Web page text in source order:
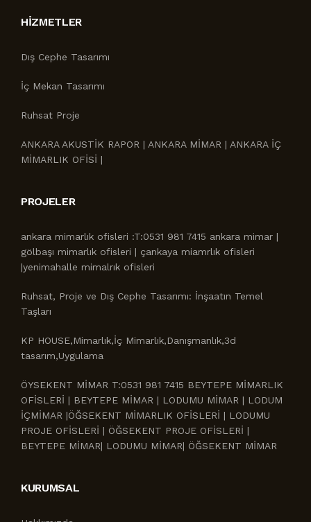
HIZMETLER
Dış Cephe Tasarımı
İç Mekan Tasarımı
Ruhsat Proje
ANKARA AKUSTİK RAPOR | ANKARA MİMAR | ANKARA İÇ
MİMARLIK OFİSİ |
PROJELER
ankara mimarlık ofisleri :T:0531 981 7415 ankara mimar |
gölbaşı mimarlık ofisleri | çankaya miamrlık ofisleri
|yenimahalle mimalrık ofisleri
Ruhsat, Proje ve Dış Cephe Tasarımı: İnşaatın Temel
Taşları
KP HOUSE,Mimarlık,İç Mimarlık,Danışmanlık,3d
tasarım,Uygulama
ÖYSEKENT MİMAR T:0531 981 7415 BEYTEPE MİMARLIK
OFİSLERİ | BEYTEPE MİMAR | LODUMU MİMAR | LODUM
İÇMİMAR |ÖĞSEKENT MİMARLIK OFİSLERİ | LODUMU
PROJE OFİSLERİ | ÖĞSEKENT PROJE OFİSLERİ |
BEYTEPE MİMAR| LODUMU MİMAR| ÖĞSEKENT MİMAR
KURUMSAL